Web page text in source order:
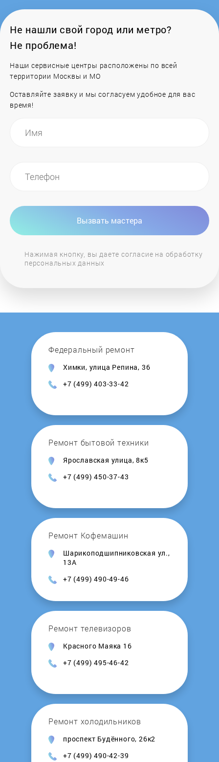
Neva-Tranzit
Polaris
Proffi
Reflex
Regent
Roda
Royal Clima
Royal Thermo
Stiebel Eltron
Sunsystem
Superlux
Tatramat
TeplOks
Termet
Не нашли свой город или метро?
Не проблема!
Наши сервисные центры расположены по всей
территории Москвы и МО
Оставляйте заявку и мы согласуем удобное для вас
время!
Вызвать мастера
Нажимая кнопку, вы даете согласие на обработку
персональных данных
Федеральный ремонт
Химки, улица Репина, 36
+7 (499) 403-33-42
Ремонт бытовой техники
Ярославская улица, 8к5
+7 (499) 450-37-43
Ремонт Кофемашин
Шарикоподшипниковская ул.,
13А
+7 (499) 490-49-46
Ремонт телевизоров
Красного Маяка 16
+7 (499) 495-46-42
Ремонт холодильников
проспект Будённого, 26к2
+7 (499) 490-42-39